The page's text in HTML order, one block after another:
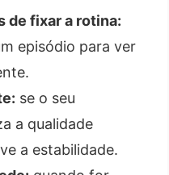
de fixar a rotina:
episódio para ver
se o seu
a qualidade
a estabilidade.